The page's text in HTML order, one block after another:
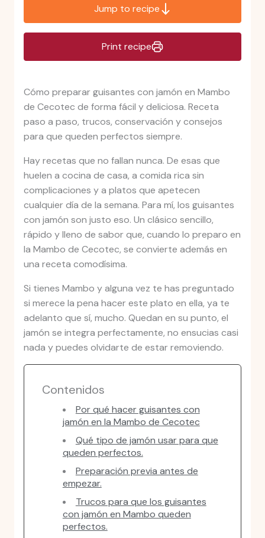
Jump to recipe
Print recipe
Cómo preparar guisantes con jamón en Mambo
de Cecotec de forma fácil y deliciosa. Receta
paso a paso, trucos, conservación y consejos
para que queden perfectos siempre.
Hay recetas que no fallan nunca. De esas que
huelen a cocina de casa, a comida rica sin
complicaciones y a platos que apetecen
cualquier día de la semana. Para mí, los guisantes
con jamón son justo eso. Un clásico sencillo,
rápido y lleno de sabor que, cuando lo preparo en
la Mambo de Cecotec, se convierte además en
una receta comodísima.
Si tienes Mambo y alguna vez te has preguntado
si merece la pena hacer este plato en ella, ya te
adelanto que sí, mucho. Quedan en su punto, el
jamón se integra perfectamente, no ensucias casi
nada y puedes olvidarte de estar removiendo.
Contenidos
Por qué hacer guisantes con
jamón en la Mambo de Cecotec
Qué tipo de jamón usar para que
queden perfectos.
Preparación previa antes de
empezar.
Trucos para que los guisantes
con jamón en Mambo queden
perfectos.